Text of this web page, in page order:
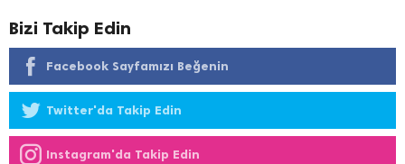
Bizi Takip Edin
Facebook Sayfamızı Beğenin
Twitter'da Takip Edin
Instagram'da Takip Edin